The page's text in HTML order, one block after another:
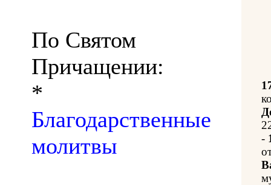
По Святом
Причащении:
*
Благодарственные
молитвы
-